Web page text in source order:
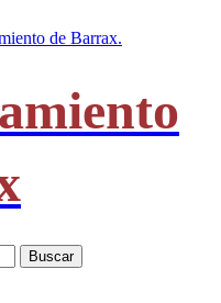
de Barrax.
Buscar